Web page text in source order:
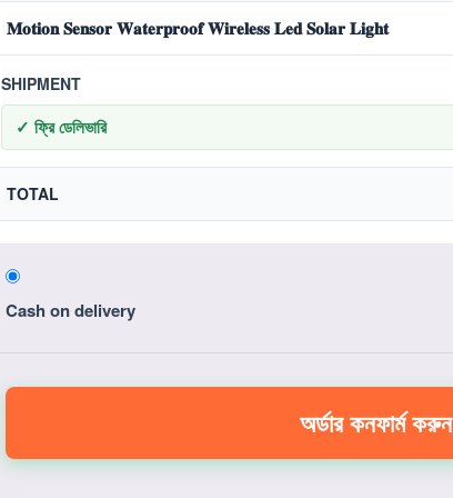
𝐌𝐨𝐭𝐢𝐨𝐧 𝐒𝐞𝐧𝐬𝐨𝐫 𝐖𝐚𝐭𝐞𝐫𝐩𝐫𝐨𝐨𝐟 𝐖𝐢𝐫𝐞𝐥𝐞𝐬𝐬 𝐋𝐞𝐝 𝐒𝐨𝐥𝐚𝐫 𝐋𝐢𝐠𝐡𝐭
SHIPMENT
✓ ফ্রি ডেলিভারি
TOTAL
Cash on delivery
অর্ডার কনফার্ম করুন